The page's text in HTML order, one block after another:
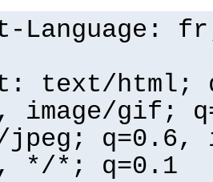
Language:
text/html;
image/gif;
jpeg; q=0.6,
*/*; q=0.1